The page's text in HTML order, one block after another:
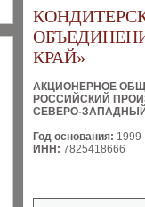
КРАЙ»
АКЦИОНЕРНОЕ
РОССИЙСКИЙ
СЕВЕРО-
Год основания: 1999
ИНН: 7825418666